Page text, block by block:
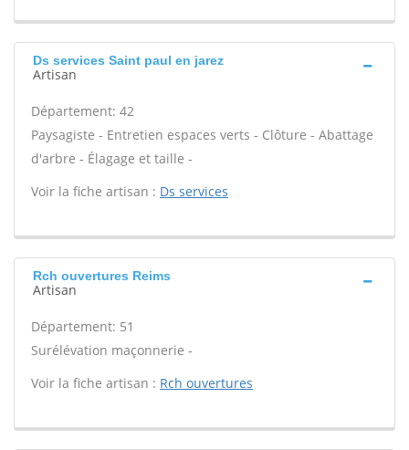
Ds services Saint paul en jarez
Artisan
Département: 42
Paysagiste - Entretien espaces verts - Clôture - Abattage
d'arbre - Élagage et taille -
Voir la fiche artisan : Ds services
Rch ouvertures Reims
Artisan
Département: 51
Surélévation maçonnerie -
Voir la fiche artisan : Rch ouvertures